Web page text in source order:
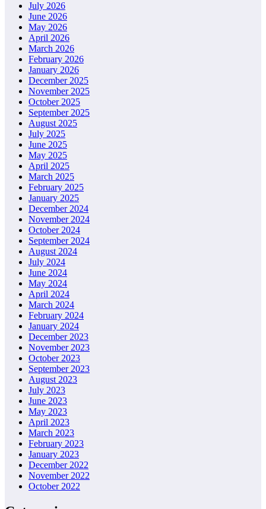
July 2026
June 2026
May 2026
April 2026
March 2026
February 2026
January 2026
December 2025
November 2025
October 2025
September 2025
August 2025
July 2025
June 2025
May 2025
April 2025
March 2025
February 2025
January 2025
December 2024
November 2024
October 2024
September 2024
August 2024
July 2024
June 2024
May 2024
April 2024
March 2024
February 2024
January 2024
December 2023
November 2023
October 2023
September 2023
August 2023
July 2023
June 2023
May 2023
April 2023
March 2023
February 2023
January 2023
December 2022
November 2022
October 2022